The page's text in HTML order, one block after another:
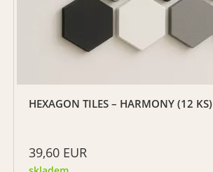
HEXAGON TILES – HARMONY (12 KS)
39,60 EUR